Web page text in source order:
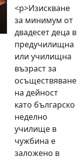
<p>Изискване
за минимум от
двадесет деца в
предучилищна
или училищна
възраст за
осъществяване
на дейност
като българско
неделно
училище в
чужбина е
заложено в